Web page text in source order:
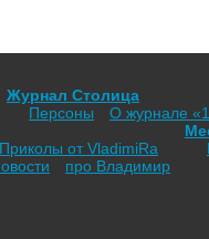
Журнал Столица
Персоны
О журнале
Приколы от VladimiRа
про Владимир